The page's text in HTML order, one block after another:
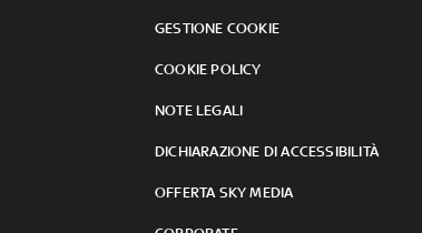
GESTIONE COOKIE
COOKIE POLICY
NOTE LEGALI
DICHIARAZIONE DI ACCESSIBILITÀ
OFFERTA SKY MEDIA